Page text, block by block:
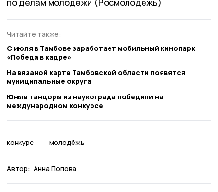
по делам молодёжи (Росмолодёжь).
Читайте также:
С июля в Тамбове заработает мобильный кинопарк
«Победа в кадре»
На вязаной карте Тамбовской области появятся
муниципальные округа
Юные танцоры из наукограда победили на
международном конкурсе
конкурс молодёжь
Автор: Анна Попова